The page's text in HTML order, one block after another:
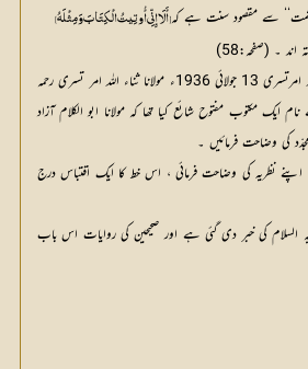
سے مقصود سنت ہے کہ [أَلَا إِنِّي أُوتِيتُ الْكِتَابَ وَمِثْلَهُ]
اند ۔ (صفحہ:58)
خط بنام شیخ الاسلام مولانا ثناء اللہ امرتسری 13 جولائی 1936ء مولانا ثناء اللہ امر تسری رحمہ
نام ایک مکتوب مفتوح شائع کیا تھا کہ مولانا ابو الکلام آزاد
کی وضاحت فرمائیں ۔
اپنے نظریہ کی وضاحت فرمائی ، اس خط کا ایک اقتباس درج
السلام کی خبر دی گئی ہے اور صحیحین کی روایات اس باب